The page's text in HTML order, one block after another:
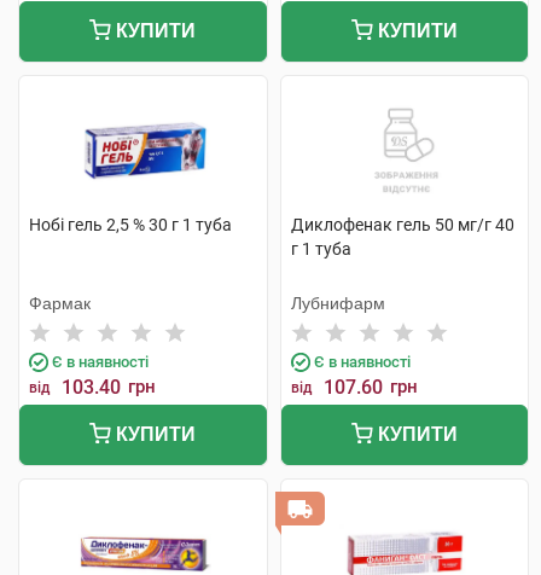
КУПИТИ КУПИТИ
Нобі гель 2,5 % 30 г 1 туба
Фармак
Є в наявності
від 103.40 грн
КУПИТИ
Диклофенак гель 50 мг/г 40
г 1 туба
Лубнифарм
Є в наявності
від 107.60 грн
КУПИТИ